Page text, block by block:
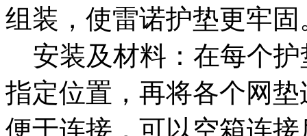
组装，使雷诺护垫更牢固
安装及材料：在每个护
指定位置，再将各个网
便于连接，可以空箱连